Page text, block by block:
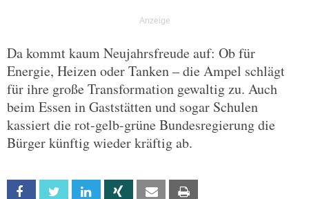
Da kommt kaum Neujahrsfreude auf: Ob für
Energie, Heizen oder Tanken – die Ampel schlägt
für ihre große Transformation gewaltig zu. Auch
beim Essen in Gaststätten und sogar Schulen
kassiert die rot-gelb-grüne Bundesregierung die
Bürger künftig wieder kräftig ab.
Facebook Twitter Linkedin Xing Email